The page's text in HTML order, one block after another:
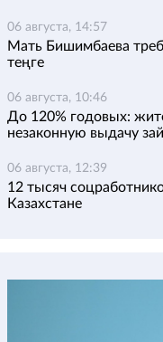
06 августа, 14:57
Мать Бишимбаева
теңге
06 августа, 10:46
До 120% годовых:
незаконную выдачу
06 августа, 12:39
12 тысяч
Казахстане